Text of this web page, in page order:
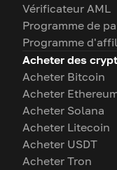
Vérificateur AML
Programme de
Programme
Acheter des
Acheter Bitcoin
Acheter
Acheter Solana
Acheter Litecoin
Acheter USDT
Acheter Tron